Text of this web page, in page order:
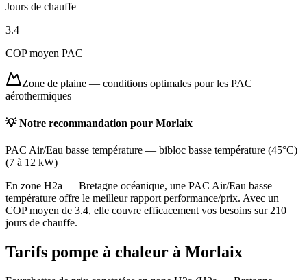
Jours de chauffe
3.4
COP moyen PAC
Zone de plaine — conditions optimales pour les PAC
aérothermiques
💡 Notre recommandation pour Morlaix
PAC Air/Eau basse température — bibloc basse température (45°C)
(7 à 12 kW)
En zone H2a — Bretagne océanique, une PAC Air/Eau basse
température offre le meilleur rapport performance/prix. Avec un
COP moyen de 3.4, elle couvre efficacement vos besoins sur 210
jours de chauffe.
Tarifs pompe à chaleur à Morlaix